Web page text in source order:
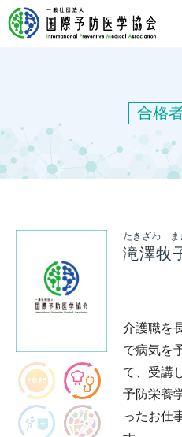
合格
たきざわ ま
滝澤牧
介護職を
で病気を
て、受講
予防栄養
ったお仕